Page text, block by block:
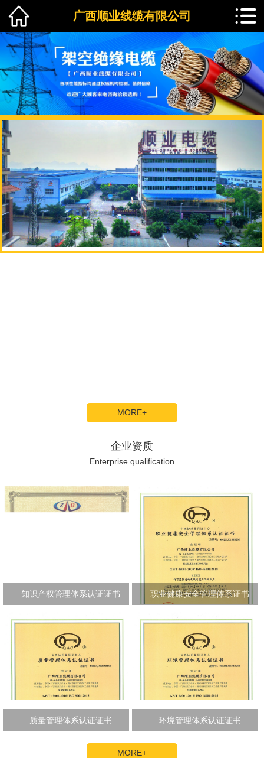
广西顺业线缆有限公司
1 2 3
MORE+
企业资质
Enterprise qualification
知识产权管理体系认证证书 职业健康安全管理体系证书
质量管理体系认证证书 环境管理体系认证证书
MORE+